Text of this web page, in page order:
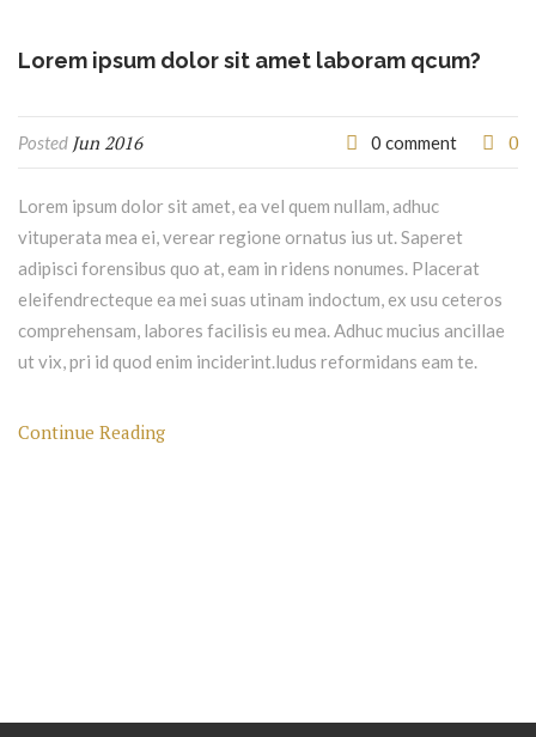
Lorem ipsum dolor sit amet laboram qcum?
Posted Jun 2016 0 comment 0
Lorem ipsum dolor sit amet, ea vel quem nullam, adhuc
vituperata mea ei, verear regione ornatus ius ut. Saperet
adipisci forensibus quo at, eam in ridens nonumes. Placerat
eleifendrecteque ea mei suas utinam indoctum, ex usu ceteros
comprehensam, labores facilisis eu mea. Adhuc mucius ancillae
ut vix, pri id quod enim inciderint.ludus reformidans eam te.
Continue Reading